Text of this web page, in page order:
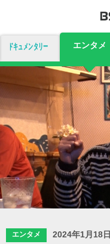
ドキュメンタリー エンタメ
エンタメ 2024年1月18